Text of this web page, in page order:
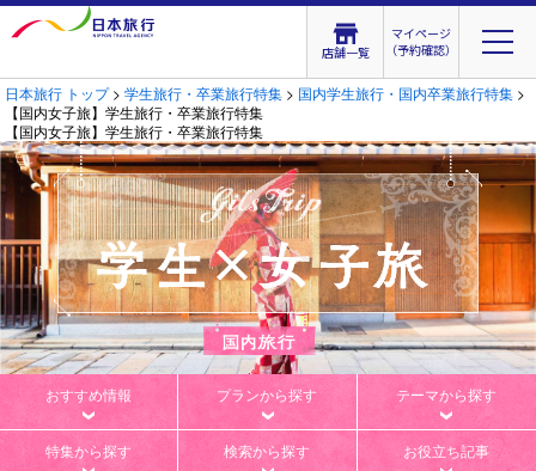
店舗一覧
マイページ
（予約確認）
日本旅行 トップ>学生旅行・卒業旅行特集 > 国内学生旅行・国内卒業旅行特集 >
【国内女子旅】学生旅行・卒業旅行特集
【国内女子旅】学生旅行・卒業旅行特集
おすすめ情報 プランから探す テーマから探す
特集から探す 検索から探す お役立ち記事